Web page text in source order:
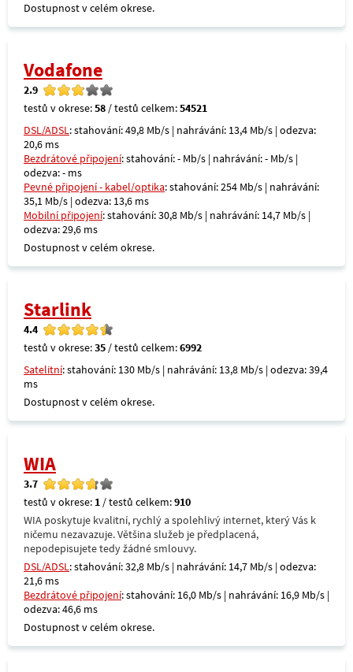
Dostupnost v celém okrese.
Vodafone
2.9
testů v okrese:58 / testů celkem:54521
DSL/ADSL: stahování: 49,8 Mb/s | nahrávání: 13,4 Mb/s | odezva:
20,6 ms
Bezdrátové připojení: stahování: - Mb/s | nahrávání: - Mb/s |
odezva: - ms
Pevné připojení - kabel/optika: stahování: 254 Mb/s | nahrávání:
35,1 Mb/s | odezva: 13,6 ms
Mobilní připojení: stahování: 30,8 Mb/s | nahrávání: 14,7 Mb/s |
odezva: 29,6 ms
Dostupnost v celém okrese.
Starlink
4.4
testů v okrese:35 / testů celkem:6992
Satelitní: stahování: 130 Mb/s | nahrávání: 13,8 Mb/s | odezva: 39,4
ms
Dostupnost v celém okrese.
WIA
3.7
testů v okrese: 1 / testů celkem:910
WIA poskytuje kvalitní, rychlý a spolehlivý internet, který Vás k
ničemu nezavazuje. Většina služeb je předplacená,
nepodepisujete tedy žádné smlouvy.
DSL/ADSL: stahování: 32,8 Mb/s | nahrávání: 14,7 Mb/s | odezva:
21,6 ms
Bezdrátové připojení: stahování: 16,0 Mb/s | nahrávání: 16,9 Mb/s |
odezva: 46,6 ms
Dostupnost v celém okrese.